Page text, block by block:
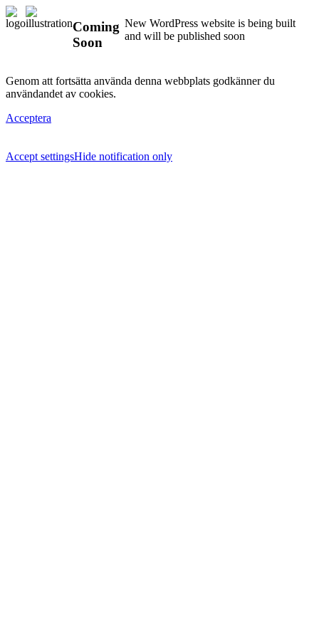
Coming
Soon
New WordPress website is being built
and will be published soon
Genom att fortsätta använda denna webbplats godkänner du
användandet av cookies.
Acceptera
Accept settingsHide notification only